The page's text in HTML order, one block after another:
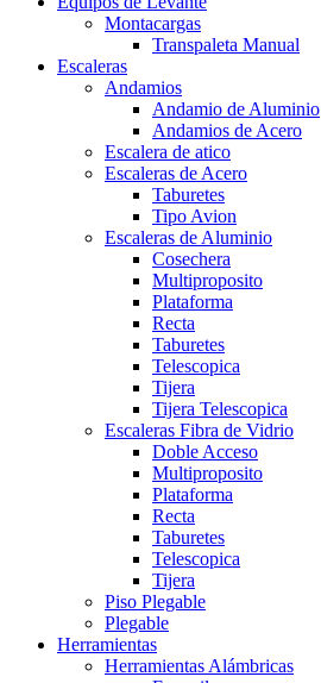
Montacargas
Transpaleta Manual
Escaleras
Andamios
Andamio de Aluminio
Andamios de Acero
Escalera de atico
Escaleras de Acero
Taburetes
Tipo Avion
Escaleras de Aluminio
Cosechera
Multiproposito
Plataforma
Recta
Taburetes
Telescopica
Tijera
Tijera Telescopica
Escaleras Fibra de Vidrio
Doble Acceso
Multiproposito
Plataforma
Recta
Taburetes
Telescopica
Tijera
Piso Plegable
Plegable
Herramientas
Herramientas Alámbricas